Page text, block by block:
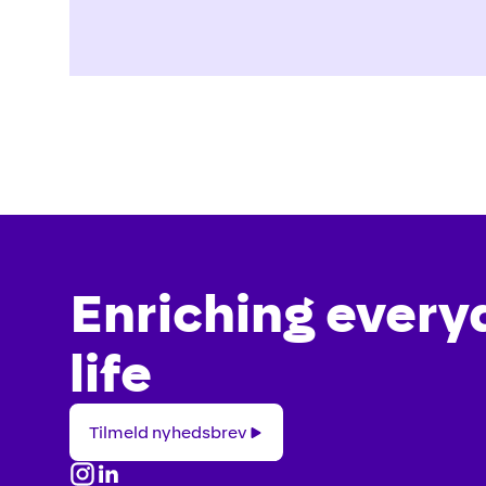
Enriching
life
nyhedsbrev
Tilmeld nyhedsbrev